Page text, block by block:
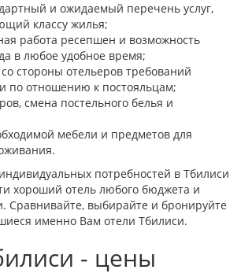
и ожидаемый перечень услуг,
классу жилья;
работа ресепшен и возможность
в любое удобное время;
стороны отельеров требований
по отношению к постояльцам;
смена постельного белья и
мебели и предметов для
потребностей в Тбилиси
хороший отель любого бюджета и
Сравнивайте, выбирайте и бронируйте
именно Вам отели Тбилиси.
- цены